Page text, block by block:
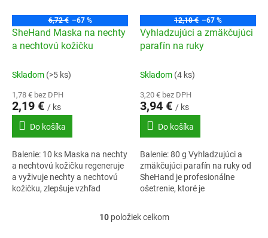
6,72 € –67 %
SheHand Maska na nechty
a nechtovú kožičku
Skladom (>5 ks)
1,78 € bez DPH
2,19 € / ks
Do košíka
Balenie: 10 ks Maska na nechty
a nechtovú kožičku regeneruje
a vyživuje nechty a nechtovú
kožičku, zlepšuje vzhľad
12,10 € –67 %
Vyhladzujúci a zmäkčujúci
parafín na ruky
Skladom (4 ks)
3,20 € bez DPH
3,94 € / ks
Do košíka
Balenie: 80 g Vyhladzujúci a
zmäkčujúci parafín na ruky od
SheHand je profesionálne
ošetrenie, ktoré je
odstráni pocit...
O
10položiek celkom